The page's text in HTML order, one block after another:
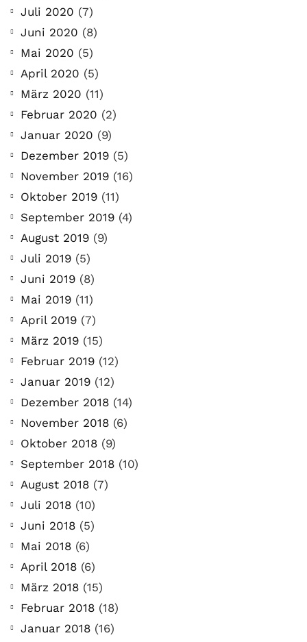
Juli 2020 (7)
Juni 2020 (8)
Mai 2020 (5)
April 2020 (5)
März 2020 (11)
Februar 2020 (2)
Januar 2020 (9)
Dezember 2019 (5)
November 2019 (16)
Oktober 2019 (11)
September 2019 (4)
August 2019 (9)
Juli 2019 (5)
Juni 2019 (8)
Mai 2019 (11)
April 2019 (7)
März 2019 (15)
Februar 2019 (12)
Januar 2019 (12)
Dezember 2018 (14)
November 2018 (6)
Oktober 2018 (9)
September 2018 (10)
August 2018 (7)
Juli 2018 (10)
Juni 2018 (5)
Mai 2018 (6)
April 2018 (6)
März 2018 (15)
Februar 2018 (18)
Januar 2018 (16)